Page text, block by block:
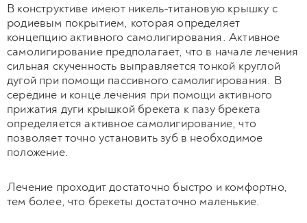
В конструктиве имеют никель-титановую крышку с
родиевым покрытием, которая определяет
концепцию активного самолигирования. Активное
самолигирование предполагает, что в начале лечения
сильная скученность выправляется тонкой круглой
дугой при помощи пассивного самолигирования. В
середине и конце лечения при помощи активного
прижатия дуги крышкой брекета к пазу брекета
определяется активное самолигирование, что
позволяет точно установить зуб в необходимое
положение.
Лечение проходит достаточно быстро и комфортно,
тем более, что брекеты достаточно маленькие.